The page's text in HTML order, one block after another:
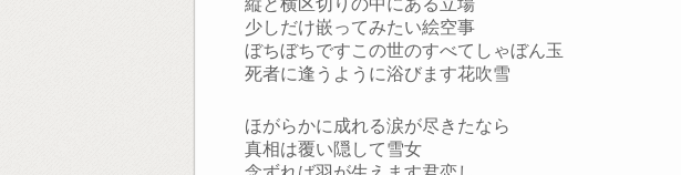
少しだけ嵌ってみたい絵空事
ぼちぼちですこの世のすべてしゃぼん玉
死者に逢うように浴びます花吹雪
ほがらかに成れる涙が尽きたなら
真相は覆い隠して雪女